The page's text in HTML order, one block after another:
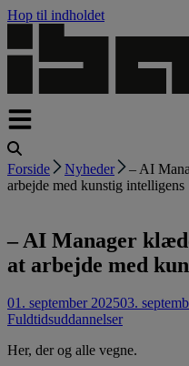
Hop til indholdet
Forside Nyheder
– AI
arbejde med kunstig intelligens
– AI Manager
at arbejde med
01. september 202503.
Fuldtidsuddannelser
Her, der og alle vegne.